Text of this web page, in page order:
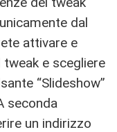
dal
attivare e
e scegliere
“Slideshow”
seconda
un indirizzo